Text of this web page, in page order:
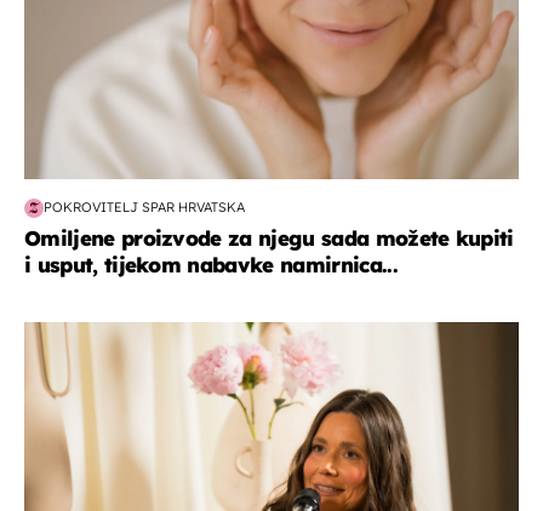
POKROVITELJ SPAR HRVATSKA
Omiljene proizvode za njegu sada možete kupiti
i usput, tijekom nabavke namirnica...
moda & ljepota